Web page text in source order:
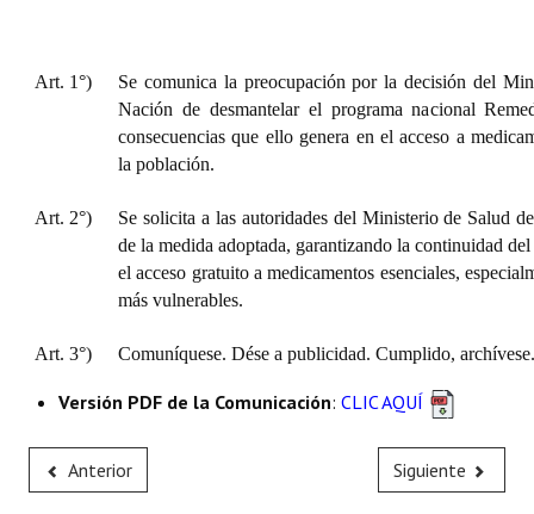
Art. 1°)
Se comunica la preocupación por la decisión del
Nación de desmantelar el programa nacional
consecuencias que ello genera en el acceso a
la población.
Art. 2°)
Se solicita a las autoridades del Ministerio de Salud
de la medida adoptada, garantizando la continuidad
el acceso gratuito a medicamentos esenciales,
más vulnerables.
Art. 3°) Comuníquese. Dése a publicidad. Cumplido, archívese.
Versión PDF de la Comunicación: CLIC AQUÍ
Anterior Siguiente